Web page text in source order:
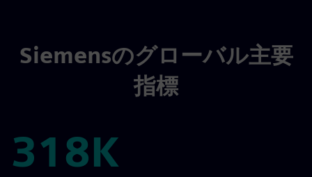
Siemensのグローバル主要
指標
318K